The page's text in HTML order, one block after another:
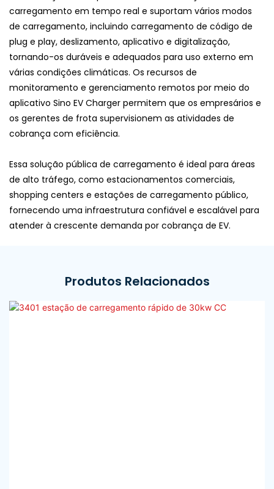
carregamento em tempo real e suportam vários modos
de carregamento, incluindo carregamento de código de
plug e play, deslizamento, aplicativo e digitalização,
tornando-os duráveis e adequados para uso externo em
várias condições climáticas. Os recursos de
monitoramento e gerenciamento remotos por meio do
aplicativo Sino EV Charger permitem que os empresários e
os gerentes de frota supervisionem as atividades de
cobrança com eficiência.
Essa solução pública de carregamento é ideal para áreas
de alto tráfego, como estacionamentos comerciais,
shopping centers e estações de carregamento público,
fornecendo uma infraestrutura confiável e escalável para
atender à crescente demanda por cobrança de EV.
Produtos Relacionados